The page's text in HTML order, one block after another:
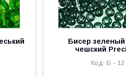
Бисер зеленый
чешский
Б - 12